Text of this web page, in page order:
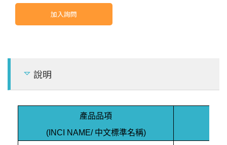
加入詢問
說明
產品品項
(INCI NAME/ 中文標準名稱)